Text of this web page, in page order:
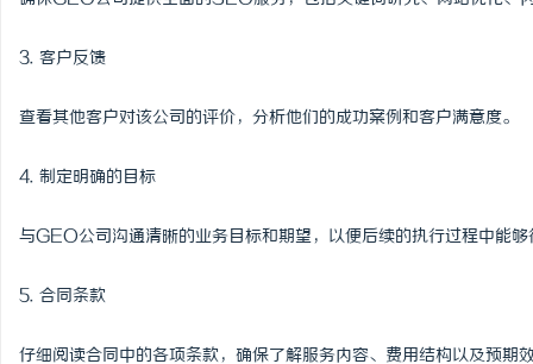
3. 客户反馈
查看其他客户对该公司的评价，分析他们的成功案例和客户满意度。
4. 制定明确的目标
与GEO公司沟通清晰的业务目标和期望，以便后续的执行过程中能
5. 合同条款
仔细阅读合同中的各项条款，确保了解服务内容、费用结构以及预期